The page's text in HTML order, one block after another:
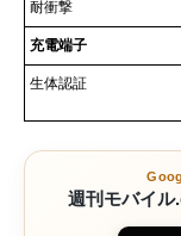
耐衝撃
充電端子
生体認証
週刊モバイル